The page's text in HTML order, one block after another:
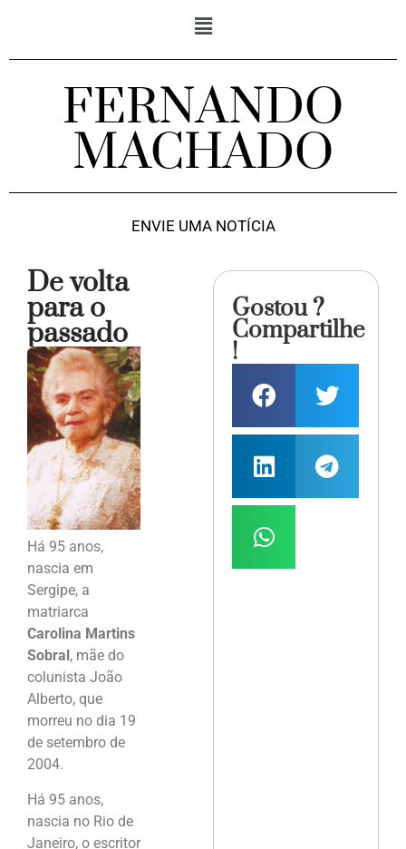
FERNANDO
MACHADO
ENVIE UMA NOTÍCIA
De volta
para o
passado
Há 95 anos,
nascia em
Sergipe, a
matriarca
Carolina Martins
Sobral , mãe do
colunista João
Alberto, que
morreu no dia 19
de setembro de
2004.
Há 95 anos,
nascia no Rio de
Janeiro, o escritor
Gostou ?
Compartilhe
!